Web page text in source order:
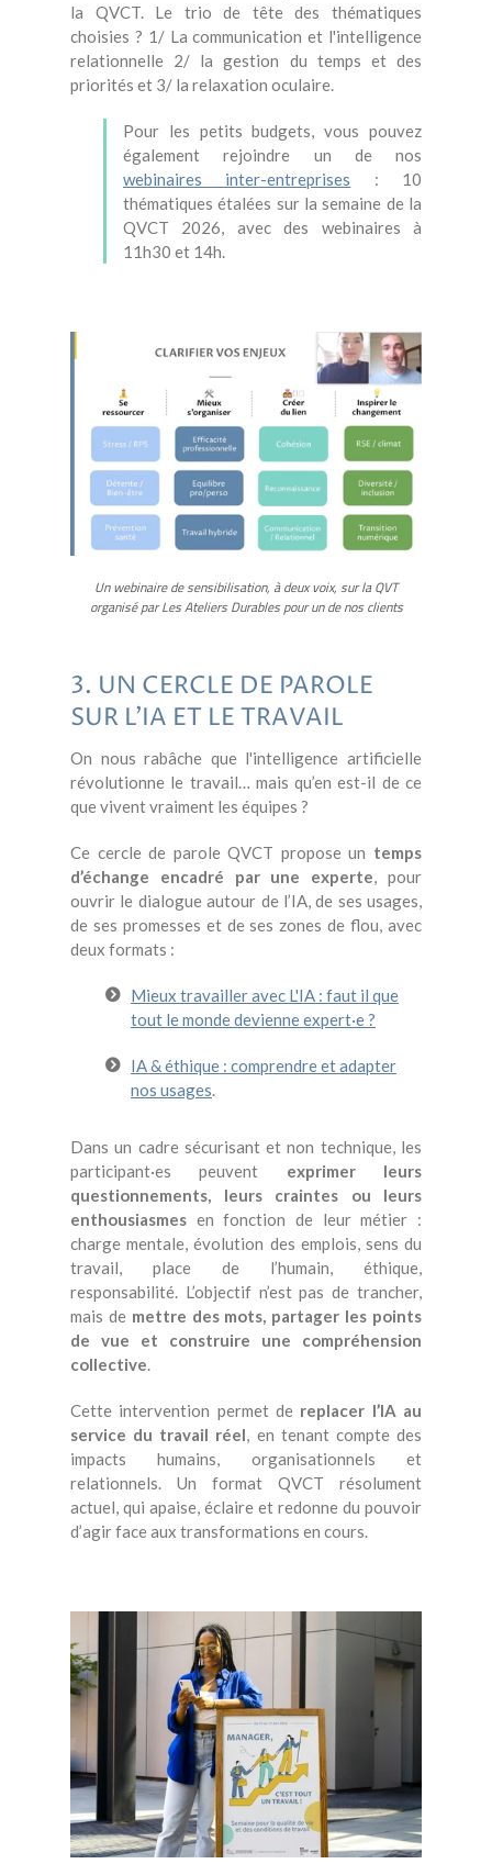
la QVCT. Le trio de tête des thématiques
choisies ? 1/ La communication et l'intelligence
relationnelle 2/ la gestion du temps et des
priorités et 3/ la relaxation oculaire.
Pour les petits budgets, vous pouvez
également rejoindre un de nos
webinaires inter-entreprises : 10
thématiques étalées sur la semaine de la
QVCT 2026, avec des webinaires à
11h30 et 14h.
Un webinaire de sensibilisation, à deux voix, sur la QVT
organisépar Les Ateliers Durables pour un de nos clients
3. UN CERCLE DE PAROLE
SUR L'IA ET LE TRAVAIL
On nous rabâche que l'intelligence artificielle
révolutionne le travail… mais qu’en est-il de ce
que vivent vraiment les équipes ?
Ce cercle de parole QVCT propose un temps
d’échange encadré par une experte, pour
ouvrir le dialogue autour de l’IA, de ses usages,
de ses promesses et de ses zones de flou, avec
deux formats :
Mieux travailler avec L'IA : faut il que
tout le monde devienne expert·e ?
IA & éthique : comprendre et adapter
nos usages.
Dans un cadre sécurisant et non technique, les
participant·es peuvent exprimer leurs
questionnements, leurs craintes ou leurs
enthousiasmes en fonction de leur métier :
charge mentale, évolution des emplois, sens du
travail, place de l’humain, éthique,
responsabilité. L’objectif n’est pas de trancher,
mais de mettre des mots, partager les points
de vue et construire une compréhension
collective.
Cette intervention permet de replacer l’IA au
service du travail réel, en tenant compte des
impacts humains, organisationnels et
relationnels. Un format QVCT résolument
actuel, qui apaise, éclaire et redonne du pouvoir
d’agir face aux transformations en cours.